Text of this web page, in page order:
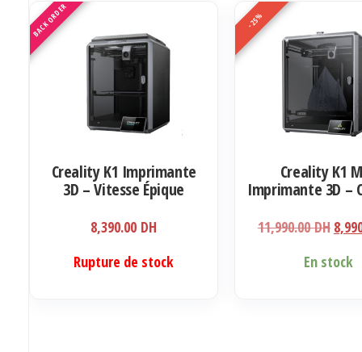
BACK ORDER
Creality K1 Imprimante
3D – Vitesse Épique
8,390.00 DH
Rupture de stock
-25%
Creality K1
Imprimante 3D –
11,990.00DH Le
En stock